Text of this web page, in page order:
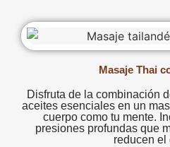
Masaje Thai
Disfruta de la combinación
aceites esenciales en un
cuerpo como tu mente.
presiones profundas que
reducen el